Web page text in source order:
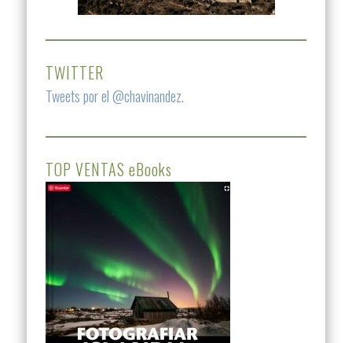
TWITTER
Tweets por el @chavinandez.
TOP VENTAS eBooks